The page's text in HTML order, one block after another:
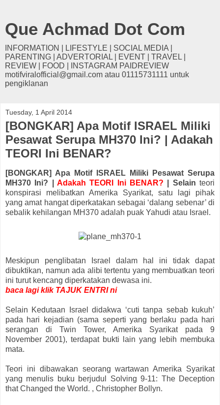
Que Achmad Dot Com
INFORMATION | LIFESTYLE | SOCIAL MEDIA |
PARENTING | ADVERTORIAL | EVENT | TRAVEL |
REVIEW | FOOD | INSTAGRAM PAIDREVIEW
motifviralofficial@gmail.com atau 01115731111 untuk
pengiklanan
Tuesday, 1 April 2014
[BONGKAR] Apa Motif ISRAEL Miliki
Pesawat Serupa MH370 Ini? | Adakah
TEORI Ini BENAR?
[BONGKAR] Apa Motif ISRAEL Miliki Pesawat Serupa
MH370 Ini? | Adakah TEORI Ini BENAR? | Selain teori
konspirasi melibatkan Amerika Syarikat, satu lagi pihak
yang amat hangat diperkatakan sebagai ‘dalang sebenar’ di
sebalik kehilangan MH370 adalah puak Yahudi atau Israel.
Meskipun penglibatan Israel dalam hal ini tidak dapat
dibuktikan, namun ada alibi tertentu yang membuatkan teori
ini turut kencang diperkatakan dewasa ini.
baca lagi klik TAJUK ENTRI ni
Selain Kedutaan Israel didakwa ‘cuti tanpa sebab kukuh’
pada hari kejadian (sama seperti yang berlaku pada hari
serangan di Twin Tower, Amerika Syarikat pada 9
November 2001), terdapat bukti lain yang lebih membuka
mata.
Teori ini dibawakan seorang wartawan Amerika Syarikat
yang menulis buku berjudul Solving 9-11: The Deception
that Changed the World. , Christopher Bollyn.